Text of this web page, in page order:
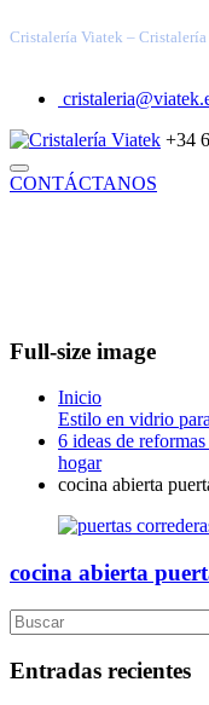
Cristalería Viatek – Cristalería
+34
CONTÁCTANOS
Full-size image
Inicio
Estilo en vidrio
6 ideas de
hogar
cocina abierta
cocina abierta
Entradas recientes